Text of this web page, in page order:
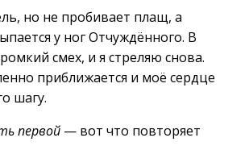
но не пробивает плащ, а
у ног Отчуждённого. В
смех, и я стреляю снова.
приближается и моё сердце
шагу.
первой — вот что повторяет